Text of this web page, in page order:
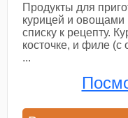
Продукты для
курицей и овощами
списку к рецепту.
косточке, и филе (с
...